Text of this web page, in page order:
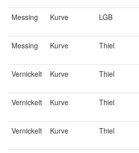
Messing Kurve LGB
Messing Kurve Thiel
Vernickelt Kurve Thiel
Vernickelt Kurve Thiel
Vernickelt Kurve Thiel